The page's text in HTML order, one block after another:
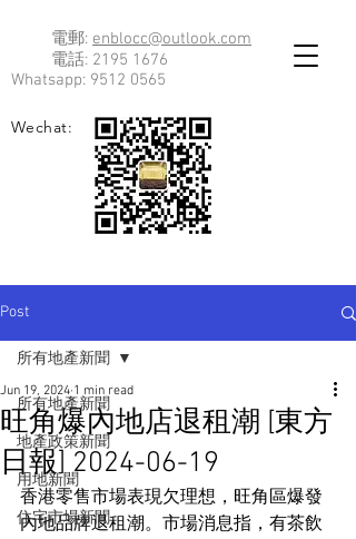
電郵: enblocc@outlook.com
電話: 2195 1676
Whatsapp: 9512 0565
Wechat:
Post
所有地產新聞
地產政策新聞
用地新聞
住宅市場新聞
所有地產新聞
旺角爆內地店退租潮 [東方
日報] 2024-06-19
Jun 19, 2024 1 min read
香港零售市場表現欠理想，旺角區爆發
內地品牌退租潮。市場消息指，有茶飲